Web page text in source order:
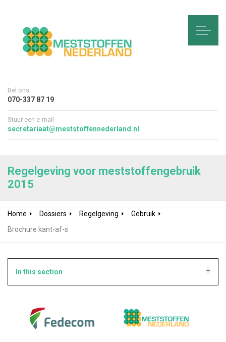
Bel ons
070-337 87 19
Stuur een e-mail
secretariaat@meststoffennederland.nl
Regelgeving voor meststoffengebruik
2015
Home Dossiers Regelgeving
Gebruik
Brochure kant-af-strooien
In this section